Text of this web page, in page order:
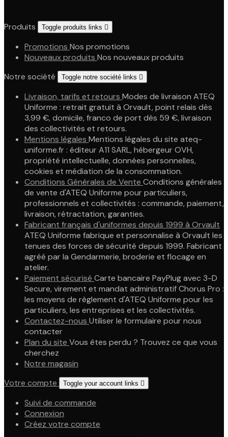
Produits Toggle produits links 
Promotions Nos promotions
Nouveaux produits Nos nouveaux produits
Notre société
Toggle notre société links 
Livraison, tarifs et retours Modes de livraison ATEQ
Uniforme : retrait gratuit à Orvault, point relais dès
3,99 €, domicile, franco de port dès 59 €, livraison
des collectivités et retours.
Mentions légales Mentions légales du site ateq-
uniforme.fr : éditeur A11 SARL, hébergeur OVH,
propriété intellectuelle, données personnelles,
cookies et médiation de la consommation.
Conditions Générales de Vente Conditions générales
de vente d'ATEQ Uniforme pour particuliers,
professionnels et collectivités : commande, paiement,
livraison, rétractation, garanties.
Fabricant français d'uniformes depuis 1999 à Orvault
ATEQ Uniforme fabrique et personnalise à Orvault les
tenues des forces de sécurité depuis 1999. Fabricant
agréé par la Gendarmerie, broderie et flocage en
atelier.
Paiement sécurisé Carte bancaire PayPlug avec 3-D
Secure, virement et mandat administratif Chorus Pro :
les moyens de règlement d'ATEQ Uniforme pour les
particuliers, les entreprises et les collectivités.
Contactez-nous Utiliser le formulaire pour nous
contacter
Plan du site Vous êtes perdu ? Trouvez ce que vous
cherchez
Notre magasin
Votre compte
Toggle your account links 
Suivi de commande
Connexion
Créez votre compte